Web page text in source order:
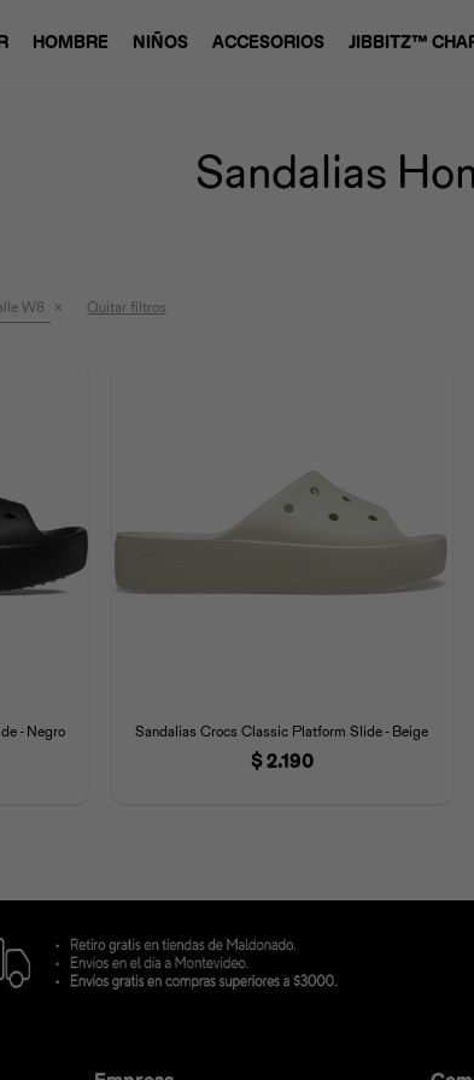
HOMBRE NIÑOS ACCESORIOS JIBBITZ™
Sandalias
W8 Quitar filtros
- Negro Sandalias Crocs Classic Platform Slide - Beige
$2.190